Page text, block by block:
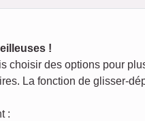
!
choisir des options pour
La fonction de glisser-
: